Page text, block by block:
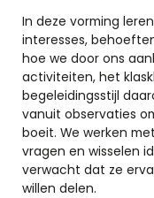
In deze vorming
interesses,
hoe we door ons
activiteiten, het
begeleidingsstijl
vanuit observaties
boeit. We werken
vragen en wisselen
verwacht dat ze
willen delen.